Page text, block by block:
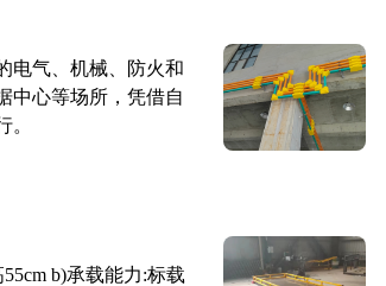
电气、机械、防火和
中心等场所，凭借自
b)承载能力:标载